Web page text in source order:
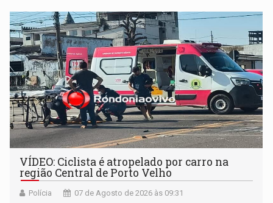
apreendido quando já estava dentro da sede da entidade
— em pleno ano eleitoral em Rondônia
VÍDEO: Ciclista é atropelado por carro na
região Central de Porto Velho
Polícia 07 de Agosto de 2026 às 09:31